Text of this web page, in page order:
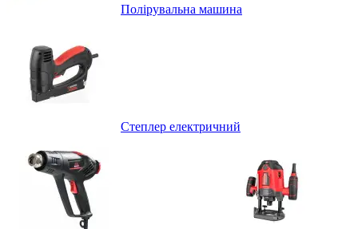
Полірувальна машина
Степлер електричний